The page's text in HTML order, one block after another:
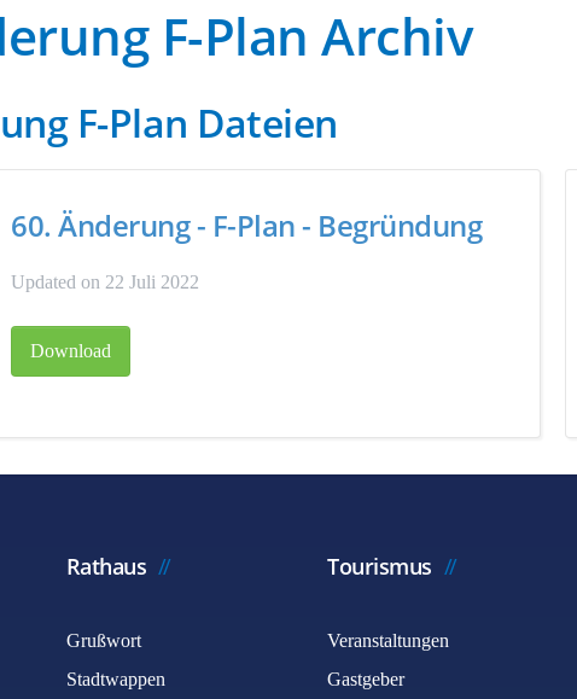
F-Plan Archiv
F-Plan Dateien
60. Änderung - F-Plan - Begründung
Updated on 22 Juli 2022
Download
Rathaus
Grußwort
Stadtwappen
Tourismus
Veranstaltungen
Gastgeber